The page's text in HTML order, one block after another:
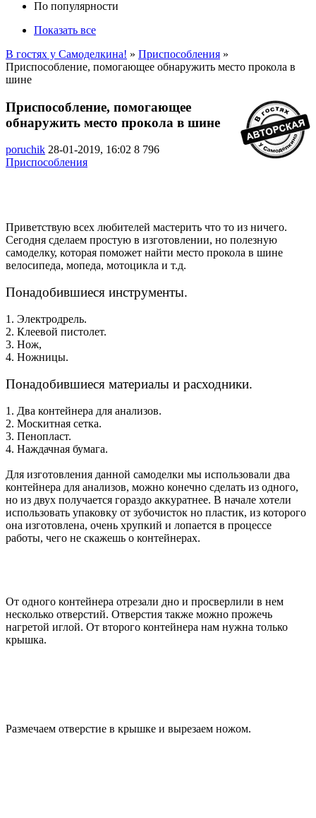
По популярности
Показать все
В гостях у Самоделкина! » Приспособления »
Приспособление, помогающее обнаружить место прокола в
шине
Приспособление, помогающее
обнаружить место прокола в шине
poruchik 28-01-2019, 16:02 8 796
Приспособления
Приветствую всех любителей мастерить что то из ничего.
Сегодня сделаем простую в изготовлении, но полезную
самоделку, которая поможет найти место прокола в шине
велосипеда, мопеда, мотоцикла и т.д.
Понадобившиеся инструменты.
1. Электродрель.
2. Клеевой пистолет.
3. Нож,
4. Ножницы.
Понадобившиеся материалы и расходники.
1. Два контейнера для анализов.
2. Москитная сетка.
3. Пенопласт.
4. Наждачная бумага.
Для изготовления данной самоделки мы использовали два
контейнера для анализов, можно конечно сделать из одного,
но из двух получается гораздо аккуратнее. В начале хотели
использовать упаковку от зубочисток но пластик, из которого
она изготовлена, очень хрупкий и лопается в процессе
работы, чего не скажешь о контейнерах.
От одного контейнера отрезали дно и просверлили в нем
несколько отверстий. Отверстия также можно прожечь
нагретой иглой. От второго контейнера нам нужна только
крышка.
Размечаем отверстие в крышке и вырезаем ножом.